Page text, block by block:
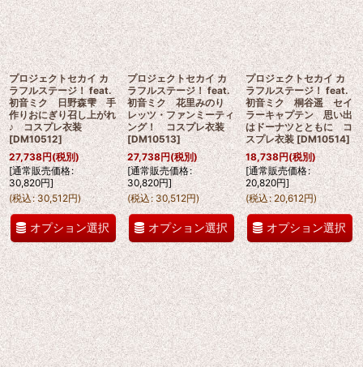
プロジェクトセカイ カ
ラフルステージ！ feat.
初音ミク 日野森雫 手
作りおにぎり召し上がれ
♪ コスプレ衣装
[DM10512]
27,738円(税別)
[通常販売価格:
30,820円]
(税込: 30,512円)
オプション選択
プロジェクトセカイ カ
ラフルステージ！ feat.
初音ミク 花里みのり
レッツ・ファンミーティ
ング！ コスプレ衣装
[DM10513]
27,738円(税別)
[通常販売価格:
30,820円]
(税込: 30,512円)
オプション選択
プロジェクトセカイ カ
ラフルステージ！ feat.
初音ミク 桐谷遥 セイ
ラーキャプテン 思い出
はドーナツとともに コ
スプレ衣装 [DM10514]
18,738円(税別)
[通常販売価格:
20,820円]
(税込: 20,612円)
オプション選択